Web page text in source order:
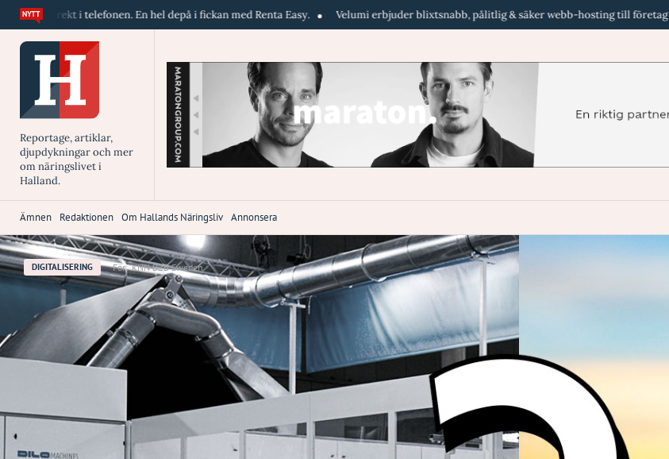
En hel depå i fickan med Renta Easy. Velumi erbjuder blixtsnabb, pålitlig & säker webb-hosting till företag & byråer i Sverige
Reportage, artiklar,
djupdykningar och mer
om näringslivet i
Halland.
Ämnen Redaktionen Om Hallands Näringsliv Annonsera
DIGITALISERING För: KNN B2B Sweden